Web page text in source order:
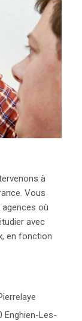
à
Vous
où
avec
en fonction
Enghien-Les-